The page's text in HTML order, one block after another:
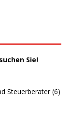
Sie!
Steuerberater (6)